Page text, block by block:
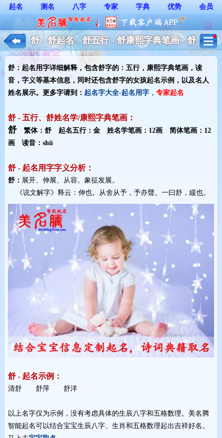
起名 测名 八字 专家 字典 优势 会员
舒 - 舒起名 - 舒五行 - 舒康熙字典笔画 - 舒
起名用字解释 - 女孩起名
舒：起名用字详细解释，包含舒字的：五行，康熙字典笔画，读
音，字义等基本信息，同时还包含舒字的女孩起名示例，以及名人
姓名展示。更多字请到： 起名字大全-起名用字 ， 专家起名
舒 - 五行、舒姓名学/康熙字典笔画：
舒 繁体：舒 起名五行：金 姓名学笔画：12画 简体笔画：12
画 读音：shū
舒 - 起名用字字义分析：
舒： 展开、伸展、从容。象征发展。
《说文解字》释云：伸也。从舍从予，予亦聲。一曰舒，緩也。
舒 - 起名示例：
清舒 舒萍 舒洋
以上名字仅为示例，没有考虑具体的生辰八字和五格数理。美名腾
智能起名可以结合宝宝生辰八字、生肖和五格数理起出吉祥好名。